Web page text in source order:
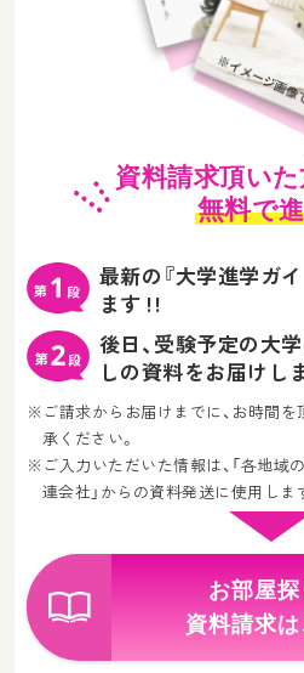
資料請求頂いた
無料で
最新の『大学進学ガ
ます !!
後日、受験予定の大
しの資料をお届けし
※ご請求からお届けまでに、お時間を
承ください。
※ご入力いただいた情報は、「各地域
連会社」からの資料発送に使用しま
お部屋
資料請求は